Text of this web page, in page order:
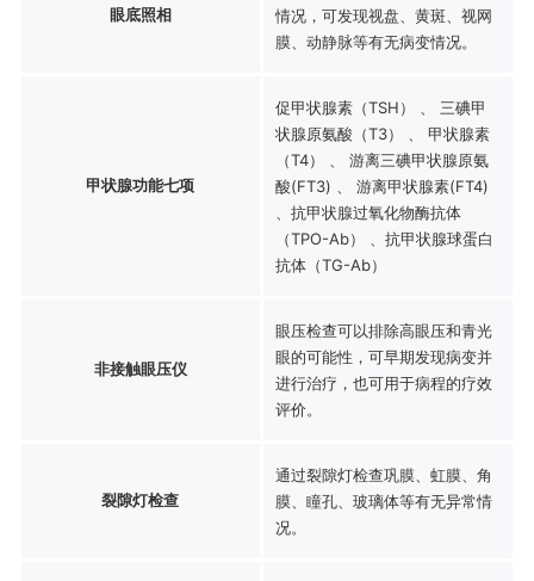
眼底照相
情况，可发现视盘、黄斑、视网
膜、动静脉等有无病变情况。
甲状腺功能七项
促甲状腺素（TSH） 、 三碘甲
状腺原氨酸（T3） 、 甲状腺素
（T4） 、 游离三碘甲状腺原氨
酸(FT3) 、 游离甲状腺素(FT4)
、抗甲状腺过氧化物酶抗体
（TPO-Ab） 、抗甲状腺球蛋白
抗体（TG-Ab）
非接触眼压仪
眼压检查可以排除高眼压和青光
眼的可能性，可早期发现病变并
进行治疗，也可用于病程的疗效
评价。
裂隙灯检查
通过裂隙灯检查巩膜、虹膜、角
膜、瞳孔、玻璃体等有无异常情
况。